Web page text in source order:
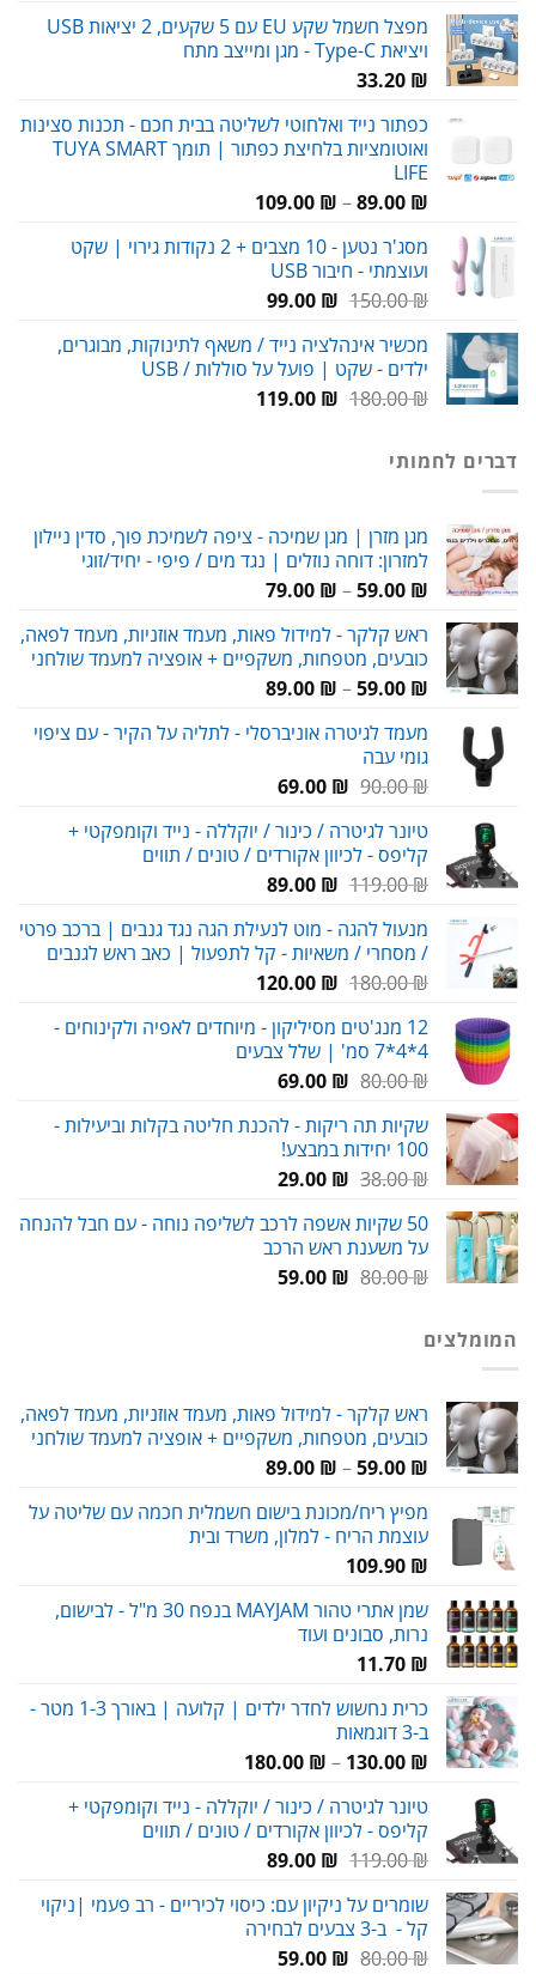
מפצל חשמל שקע EU עם 5 שקעים, 2 יציאות USB
ויציאת Type-C - מגן ומייצב מתח
33.20 ₪
כפתור נייד ואלחוטי לשליטה בבית חכם - תכנות סצינות
ואוטומציות בלחיצת כפתור | תומך TUYA SMART
LIFE
89.00 ₪
–
109.00 ₪
מסג'ר נטען - 10 מצבים + 2 נקודות גירוי | שקט
ועוצמתי - חיבור USB
150.00₪
המחיר
היה:
150.00 ₪.
99.00 ₪
המחיר
הוא:
99.00 ₪.
מכשיר אינהלציה נייד / משאף לתינוקות, מבוגרים,
ילדים - שקט | פועל על סוללות / USB
180.00₪
המחיר119.00 ₪
המחיר
דברים לחמותי
מגן מזרן | מגן שמיכה - ציפה לשמיכת פוך, סדין ניילון
למזרון: דוחה נוזלים | נגד מים / פיפי - יחיד/זוגי
59.00 ₪
–
79.00 ₪
טווח
עד
ראש קלקר - למידול פאות, מעמד אוזניות, מעמד לפאה,
כובעים, מטפחות, משקפיים + אופציה למעמד שולחני
59.00 ₪
–
89.00 ₪
טווח
מעמד לגיטרה אוניברסלי - לתליה על הקיר - עם ציפוי
גומי עבה
90.00₪
המחיר
היה:
90.00 ₪.
69.00 ₪
המחיר
הוא:
69.00 ₪.
טיונר לגיטרה / כינור / יוקללה - נייד וקומפקטי +
קליפס - לכיוון אקורדים / טונים / תווים
119.00₪
המחיר
היה:
119.00 ₪.
89.00 ₪
המחיר
הוא:
89.00 ₪.
מנעול להגה - מוט לנעילת הגה נגד גנבים | ברכב פרטי
/ מסחרי / משאיות - קל לתפעול | כאב ראש לגנבים
180.00₪
המחיר
היה:
180.00 ₪.
120.00 ₪
המחיר
הוא:
120.00 ₪.
12 מנג'טים מסיליקון - מיוחדים לאפיה ולקינוחים -
4*4*7 סמ' | שלל צבעים
80.00₪
המחיר
היה:
80.00 ₪.
69.00 ₪
המחיר
הוא:
שקיות תה ריקות - להכנת חליטה בקלות וביעילות -
100 יחידות במבצע!
38.00₪
המחיר
היה:
38.00 ₪.
29.00 ₪
המחיר
הוא:
29.00 ₪.
50 שקיות אשפה לרכב לשליפה נוחה - עם חבל להנחה
על משענת ראש הרכב
80.00₪
המחיר59.00 ₪
המחיר
המומלצים
ראש קלקר - למידול פאות, מעמד אוזניות, מעמד לפאה,
כובעים, מטפחות, משקפיים + אופציה למעמד שולחני
59.00 ₪
–
89.00 ₪
טווח
עד
מפיץ ריח/מכונת בישום חשמלית חכמה עם שליטה על
עוצמת הריח - למלון, משרד ובית
109.90 ₪
שמן אתרי טהור MAYJAM בנפח 30 מ"ל - לבישום,
נרות, סבונים ועוד
11.70 ₪
כרית נחשוש לחדר ילדים | קלועה | באורך 1-3 מטר -
ב-3 דוגמאות
130.00 ₪
–
180.00 ₪
עד
טיונר לגיטרה / כינור / יוקללה - נייד וקומפקטי +
קליפס - לכיוון אקורדים / טונים / תווים
119.00₪
המחיר
היה:
119.00 ₪.
89.00 ₪
המחיר
הוא:
89.00 ₪.
שומרים על ניקיון עם: כיסוי לכיריים - רב פעמי |ניקוי
קל - ב-3 צבעים לבחירה
80.00₪
המחיר59.00 ₪
המחיר